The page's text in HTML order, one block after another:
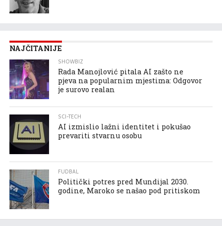
NAJČITANIJE
SHOWBIZ
Rada Manojlović pitala AI zašto ne
pjeva na popularnim mjestima: Odgovor
je surovo realan
SCI-TECH
AI izmislio lažni identitet i pokušao
prevariti stvarnu osobu
FUDBAL
Politički potres pred Mundijal 2030.
godine, Maroko se našao pod pritiskom